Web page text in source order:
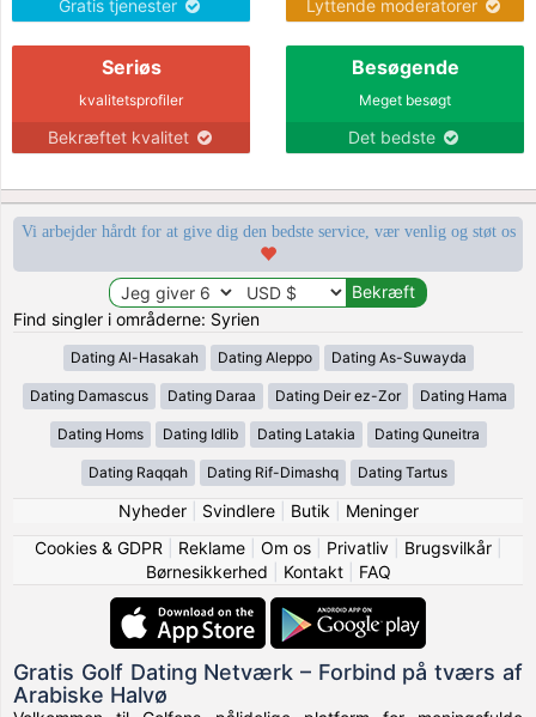
Gratis tjenester Lyttende moderatorer
Seriøs
kvalitetsprofiler
Bekræftet kvalitet
Besøgende
Meget besøgt
Det bedste
Vi arbejder hårdt for at give dig den bedste service, vær venlig og støt os
Find singler i områderne: Syrien
Dating Al-Hasakah Dating Aleppo Dating As-Suwayda
Dating Damascus Dating Daraa Dating Deir ez-Zor Dating Hama
Dating Homs Dating Idlib Dating Latakia Dating Quneitra
Dating Raqqah Dating Rif-Dimashq Dating Tartus
Nyheder| Svindlere| Butik
Meninger
Cookies & GDPR
Reklame| Om os| Privatliv| Brugsvilkår|
Børnesikkerhed
Kontakt| FAQ
Gratis Golf Dating Netværk – Forbind på tværs af
Arabiske Halvø